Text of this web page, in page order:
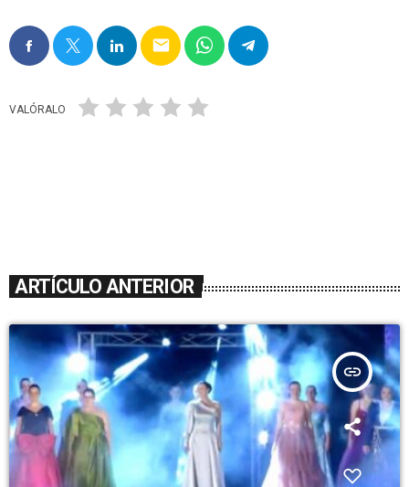
email
VALÓRALO
ARTÍCULO ANTERIOR
insert_link